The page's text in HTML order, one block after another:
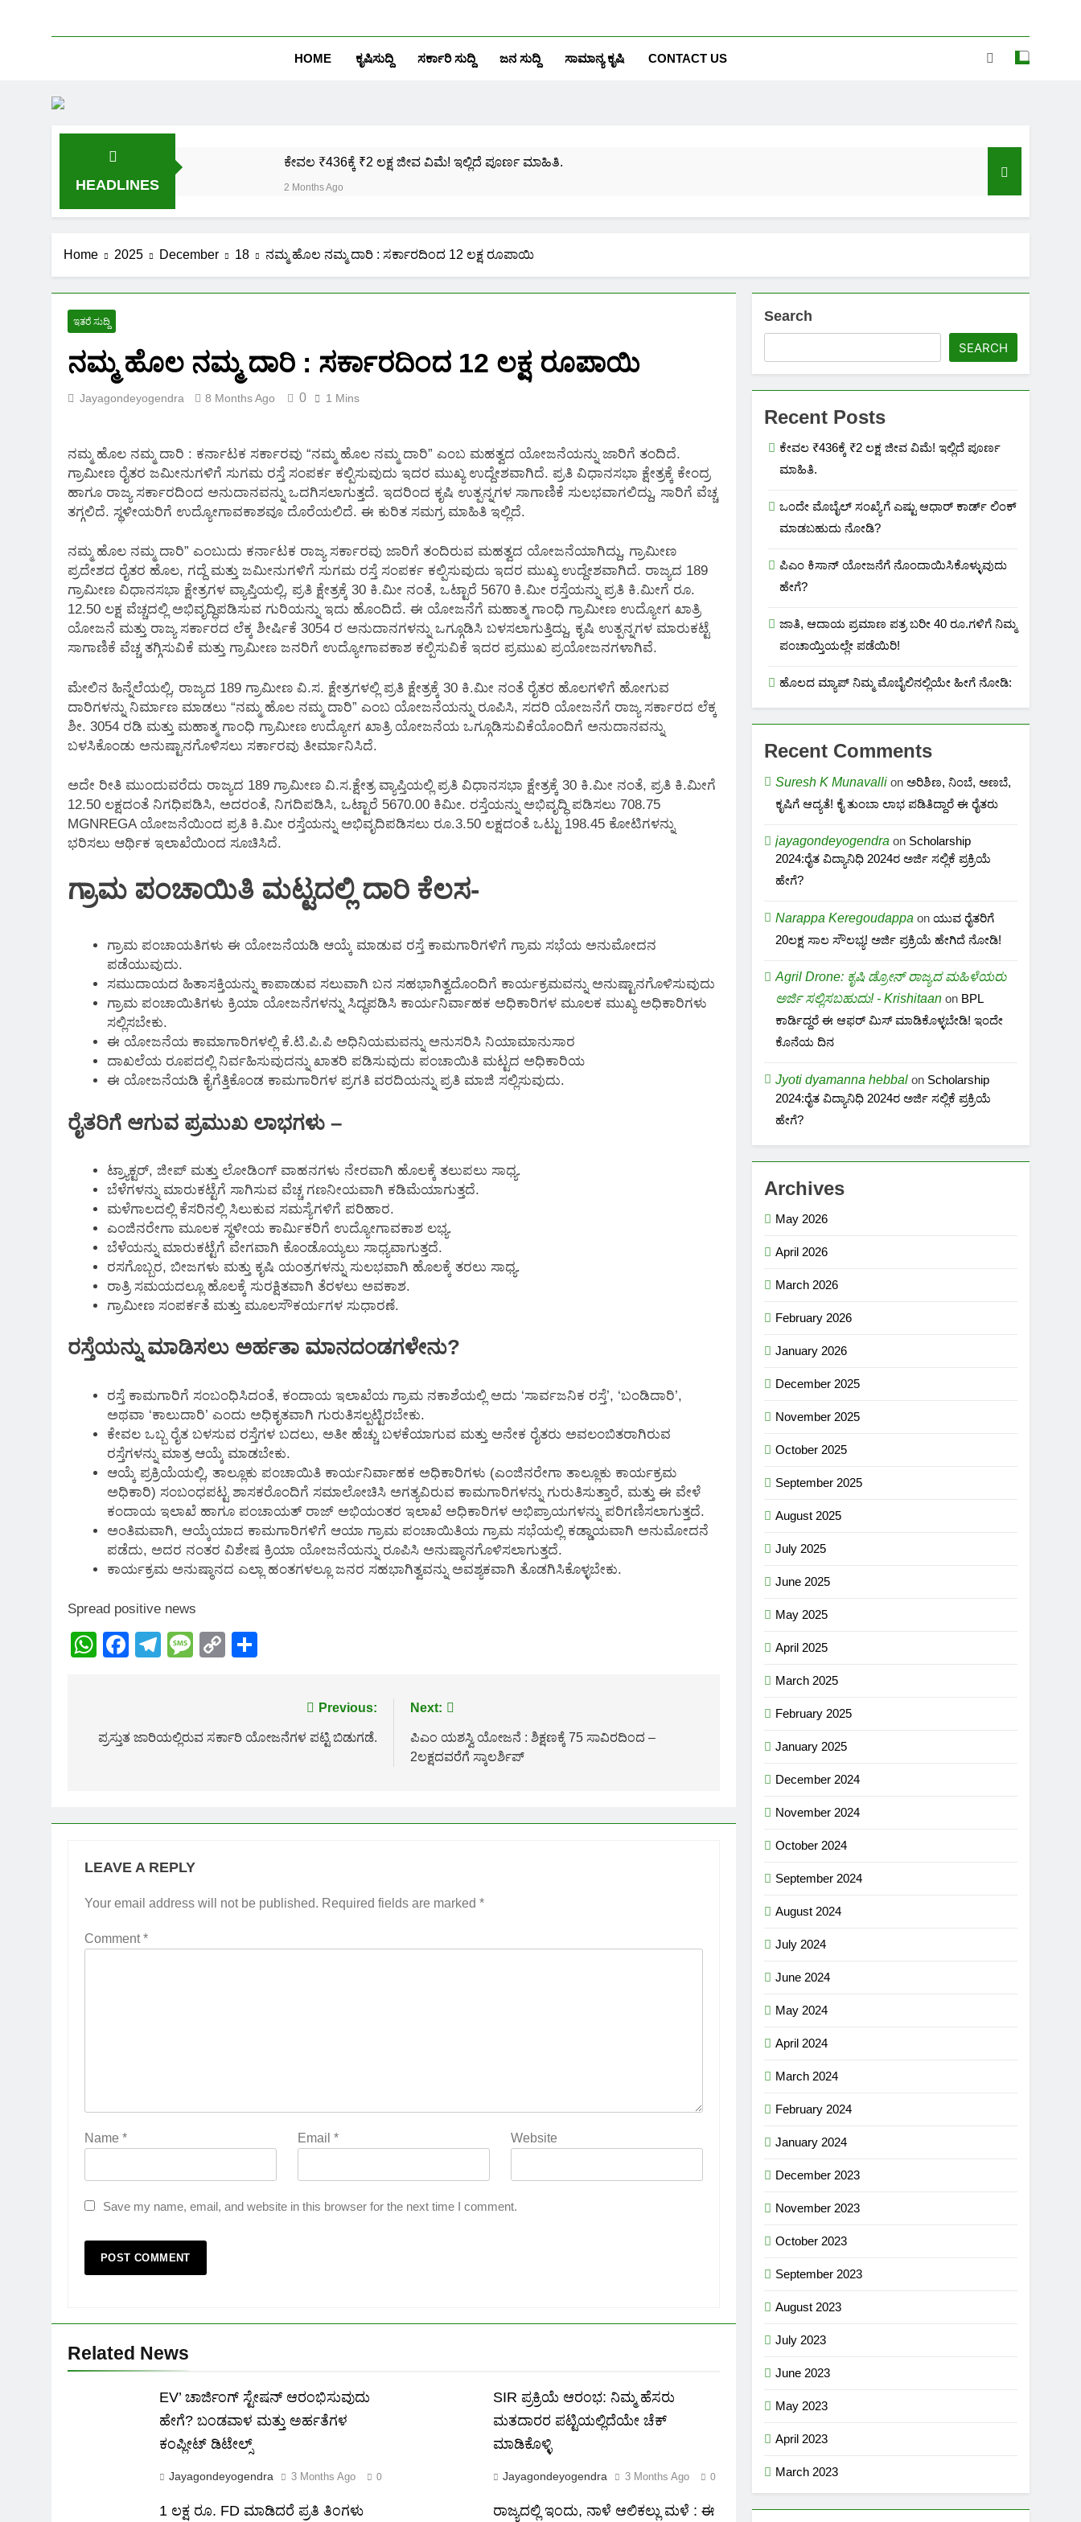
HOME ಕೃಷಿಸುದ್ದಿ ಸರ್ಕಾರಿ ಸುದ್ದಿ ಜನ ಸುದ್ದಿ ಸಾಮಾನ್ಯ ಕೃಷಿ CONTACT US
HEADLINES
ಕೇವಲ ₹436ಕ್ಕೆ ₹2 ಲಕ್ಷ ಜೀವ ವಿಮೆ! ಇಲ್ಲಿದೆ ಪೂರ್ಣ ಮಾಹಿತಿ.
2 Months Ago
ಪಿಎಂ ಕಿಸಾನ್ ಯೋಜನೆಗೆ ನೊಂದಾಯಿಸಿಕೊಳ್ಳುವುದು ಹೇಗೆ?
ಜಾತಿ, ಆದಾಯ ಪ್ರಮಾಣ ಪತ್ರ ಬರೀ 40 ರೂ.ಗಳಿಗೆ ನಿಮ್ಮ ಪಂಚಾಯ್ತಿಯಲ್ಲೇ ಪಡೆಯಿರಿ!
2 Months Ago
ನಿಮ್ಮ ಆಧಾರ್ ಕಾರ್ಡ್‌ಗೆ ಎಷ್ಟು ಮೊಬೈಲ್ ನಂಬರ ಲಿಂಕ್ ಇದೆ ಗೊತ್ತಾ!
2 Months Ago
Home 2025 December 18 ನಮ್ಮ ಹೊಲ ನಮ್ಮ ದಾರಿ : ಸರ್ಕಾರದಿಂದ 12 ಲಕ್ಷ ರೂಪಾಯಿ
ಇತರೆ ಸುದ್ದಿ
ನಮ್ಮ ಹೊಲ ನಮ್ಮ ದಾರಿ : ಸರ್ಕಾರದಿಂದ 12 ಲಕ್ಷ ರೂಪಾಯಿ
Jayagondeyogendra 8 Months Ago 0 1 Mins
ನಮ್ಮ ಹೊಲ ನಮ್ಮ ದಾರಿ : ಕರ್ನಾಟಕ ಸರ್ಕಾರವು “ನಮ್ಮ ಹೊಲ ನಮ್ಮ ದಾರಿ” ಎಂಬ ಮಹತ್ವದ ಯೋಜನೆಯನ್ನು ಜಾರಿಗೆ ತಂದಿದೆ.
ಗ್ರಾಮೀಣ ರೈತರ ಜಮೀನುಗಳಿಗೆ ಸುಗಮ ರಸ್ತೆ ಸಂಪರ್ಕ ಕಲ್ಪಿಸುವುದು ಇದರ ಮುಖ್ಯ ಉದ್ದೇಶವಾಗಿದೆ. ಪ್ರತಿ ವಿಧಾನಸಭಾ ಕ್ಷೇತ್ರಕ್ಕೆ ಕೇಂದ್ರ
ಹಾಗೂ ರಾಜ್ಯ ಸರ್ಕಾರದಿಂದ ಅನುದಾನವನ್ನು ಒದಗಿಸಲಾಗುತ್ತದೆ. ಇದರಿಂದ ಕೃಷಿ ಉತ್ಪನ್ನಗಳ ಸಾಗಾಣಿಕೆ ಸುಲಭವಾಗಲಿದ್ದು, ಸಾರಿಗೆ ವೆಚ್ಚ
ತಗ್ಗಲಿದೆ. ಸ್ಥಳೀಯರಿಗೆ ಉದ್ಯೋಗಾವಕಾಶವೂ ದೊರೆಯಲಿದೆ. ಈ ಕುರಿತ ಸಮಗ್ರ ಮಾಹಿತಿ ಇಲ್ಲಿದೆ.
ನಮ್ಮ ಹೊಲ ನಮ್ಮ ದಾರಿ” ಎಂಬುದು ಕರ್ನಾಟಕ ರಾಜ್ಯ ಸರ್ಕಾರವು ಜಾರಿಗೆ ತಂದಿರುವ ಮಹತ್ವದ ಯೋಜನೆಯಾಗಿದ್ದು, ಗ್ರಾಮೀಣ
ಪ್ರದೇಶದ ರೈತರ ಹೊಲ, ಗದ್ದೆ ಮತ್ತು ಜಮೀನುಗಳಿಗೆ ಸುಗಮ ರಸ್ತೆ ಸಂಪರ್ಕ ಕಲ್ಪಿಸುವುದು ಇದರ ಮುಖ್ಯ ಉದ್ದೇಶವಾಗಿದೆ. ರಾಜ್ಯದ 189
ಗ್ರಾಮೀಣ ವಿಧಾನಸಭಾ ಕ್ಷೇತ್ರಗಳ ವ್ಯಾಪ್ತಿಯಲ್ಲಿ, ಪ್ರತಿ ಕ್ಷೇತ್ರಕ್ಕೆ 30 ಕಿ.ಮೀ ನಂತೆ, ಒಟ್ಟಾರೆ 5670 ಕಿ.ಮೀ ರಸ್ತೆಯನ್ನು ಪ್ರತಿ ಕಿ.ಮೀಗೆ ರೂ.
12.50 ಲಕ್ಷ ವೆಚ್ಚದಲ್ಲಿ ಅಭಿವೃದ್ಧಿಪಡಿಸುವ ಗುರಿಯನ್ನು ಇದು ಹೊಂದಿದೆ. ಈ ಯೋಜನೆಗೆ ಮಹಾತ್ಮ ಗಾಂಧಿ ಗ್ರಾಮೀಣ ಉದ್ಯೋಗ ಖಾತ್ರಿ
ಯೋಜನೆ ಮತ್ತು ರಾಜ್ಯ ಸರ್ಕಾರದ ಲೆಕ್ಕ ಶೀರ್ಷಿಕೆ 3054 ರ ಅನುದಾನಗಳನ್ನು ಒಗ್ಗೂಡಿಸಿ ಬಳಸಲಾಗುತ್ತಿದ್ದು, ಕೃಷಿ ಉತ್ಪನ್ನಗಳ ಮಾರುಕಟ್ಟೆ
ಸಾಗಾಣಿಕೆ ವೆಚ್ಚ ತಗ್ಗಿಸುವಿಕೆ ಮತ್ತು ಗ್ರಾಮೀಣ ಜನರಿಗೆ ಉದ್ಯೋಗಾವಕಾಶ ಕಲ್ಪಿಸುವಿಕೆ ಇದರ ಪ್ರಮುಖ ಪ್ರಯೋಜನಗಳಾಗಿವೆ.
ಮೇಲಿನ ಹಿನ್ನೆಲೆಯಲ್ಲಿ, ರಾಜ್ಯದ 189 ಗ್ರಾಮೀಣ ವಿ.ಸ. ಕ್ಷೇತ್ರಗಳಲ್ಲಿ ಪ್ರತಿ ಕ್ಷೇತ್ರಕ್ಕೆ 30 ಕಿ.ಮೀ ನಂತೆ ರೈತರ ಹೊಲಗಳಿಗೆ ಹೋಗುವ
ದಾರಿಗಳನ್ನು ನಿರ್ಮಾಣ ಮಾಡಲು “ನಮ್ಮ ಹೊಲ ನಮ್ಮ ದಾರಿ” ಎಂಬ ಯೋಜನೆಯನ್ನು ರೂಪಿಸಿ, ಸದರಿ ಯೋಜನೆಗೆ ರಾಜ್ಯ ಸರ್ಕಾರದ ಲೆಕ್ಕ
ಶೀ. 3054 ರಡಿ ಮತ್ತು ಮಹಾತ್ಮ ಗಾಂಧಿ ಗ್ರಾಮೀಣ ಉದ್ಯೋಗ ಖಾತ್ರಿ ಯೋಜನೆಯ ಒಗ್ಗೂಡಿಸುವಿಕೆಯೊಂದಿಗೆ ಅನುದಾನವನ್ನು
ಬಳಸಿಕೊಂಡು ಅನುಷ್ಟಾನಗೊಳಿಸಲು ಸರ್ಕಾರವು ತೀರ್ಮಾನಿಸಿದೆ.
ಅದೇ ರೀತಿ ಮುಂದುವರೆದು ರಾಜ್ಯದ 189 ಗ್ರಾಮೀಣ ವಿ.ಸ.ಕ್ಷೇತ್ರ ವ್ಯಾಪ್ತಿಯಲ್ಲಿ ಪ್ರತಿ ವಿಧಾನಸಭಾ ಕ್ಷೇತ್ರಕ್ಕೆ 30 ಕಿ.ಮೀ ನಂತೆ, ಪ್ರತಿ ಕಿ.ಮೀಗೆ
12.50 ಲಕ್ಷದಂತೆ ನಿಗಧಿಪಡಿಸಿ, ಅದರಂತೆ, ನಿಗದಿಪಡಿಸಿ, ಒಟ್ಟಾರೆ 5670.00 ಕಿಮೀ. ರಸ್ತೆಯನ್ನು ಅಭಿವೃದ್ಧಿ ಪಡಿಸಲು 708.75
MGNREGA ಯೋಜನೆಯಿಂದ ಪ್ರತಿ ಕಿ.ಮೀ ರಸ್ತೆಯನ್ನು ಅಭಿವೃದಿಪಡಿಸಲು ರೂ.3.50 ಲಕ್ಷದಂತೆ ಒಟ್ಟು 198.45 ಕೋಟಿಗಳನ್ನು
ಭರಿಸಲು ಆರ್ಥಿಕ ಇಲಾಖೆಯಿಂದ ಸೂಚಿಸಿದೆ.
ಗ್ರಾಮ ಪಂಚಾಯಿತಿ ಮಟ್ಟದಲ್ಲಿ ದಾರಿ ಕೆಲಸ-
ಗ್ರಾಮ ಪಂಚಾಯತಿಗಳು ಈ ಯೋಜನೆಯಡಿ ಆಯ್ಕೆ ಮಾಡುವ ರಸ್ತೆ ಕಾಮಗಾರಿಗಳಿಗೆ ಗ್ರಾಮ ಸಭೆಯ ಅನುಮೋದನ
ಪಡೆಯುವುದು.
ಸಮುದಾಯದ ಹಿತಾಸಕ್ತಿಯನ್ನು ಕಾಪಾಡುವ ಸಲುವಾಗಿ ಬನ ಸಹಭಾಗಿತ್ವದೊಂದಿಗೆ ಕಾರ್ಯಕ್ರಮವನ್ನು ಅನುಷ್ಟಾನಗೊಳಿಸುವುದು
ಗ್ರಾಮ ಪಂಚಾಯಿತಿಗಳು ಕ್ರಿಯಾ ಯೋಜನೆಗಳನ್ನು ಸಿದ್ಧಪಡಿಸಿ ಕಾರ್ಯನಿರ್ವಾಹಕ ಅಧಿಕಾರಿಗಳ ಮೂಲಕ ಮುಖ್ಯ ಅಧಿಕಾರಿಗಳು
ಸಲ್ಲಿಸಬೇಕು.
ಈ ಯೋಜನೆಯ ಕಾಮಾಗಾರಿಗಳಲ್ಲಿ ಕೆ.ಟಿ.ಪಿ.ಪಿ ಅಧಿನಿಯಮವನ್ನು ಅನುಸರಿಸಿ ನಿಯಾಮಾನುಸಾರ
ದಾಖಲೆಯ ರೂಪದಲ್ಲಿ ನಿರ್ವಹಿಸುವುದನ್ನು ಖಾತರಿ ಪಡಿಸುವುದು ಪಂಚಾಯಿತಿ ಮಟ್ಟದ ಅಧಿಕಾರಿಯ
ಈ ಯೋಜನೆಯಡಿ ಕೈಗೆತ್ತಿಕೊಂಡ ಕಾಮಗಾರಿಗಳ ಪ್ರಗತಿ ವರದಿಯನ್ನು ಪ್ರತಿ ಮಾಜಿ ಸಲ್ಲಿಸುವುದು.
ರೈತರಿಗೆ ಆಗುವ ಪ್ರಮುಖ ಲಾಭಗಳು –
ಟ್ರ್ಯಾಕ್ಟರ್, ಜೀಪ್ ಮತ್ತು ಲೋಡಿಂಗ್ ವಾಹನಗಳು ನೇರವಾಗಿ ಹೊಲಕ್ಕೆ ತಲುಪಲು ಸಾಧ್ಯ.
ಬೆಳೆಗಳನ್ನು ಮಾರುಕಟ್ಟೆಗೆ ಸಾಗಿಸುವ ವೆಚ್ಚ ಗಣನೀಯವಾಗಿ ಕಡಿಮೆಯಾಗುತ್ತದೆ.
ಮಳೆಗಾಲದಲ್ಲಿ ಕೆಸರಿನಲ್ಲಿ ಸಿಲುಕುವ ಸಮಸ್ಯೆಗಳಿಗೆ ಪರಿಹಾರ.
ಎಂಜಿನರೇಗಾ ಮೂಲಕ ಸ್ಥಳೀಯ ಕಾರ್ಮಿಕರಿಗೆ ಉದ್ಯೋಗಾವಕಾಶ ಲಭ್ಯ.
ಬೆಳೆಯನ್ನು ಮಾರುಕಟ್ಟೆಗೆ ವೇಗವಾಗಿ ಕೊಂಡೊಯ್ಯಲು ಸಾಧ್ಯವಾಗುತ್ತದೆ.
ರಸಗೊಬ್ಬರ, ಬೀಜಗಳು ಮತ್ತು ಕೃಷಿ ಯಂತ್ರಗಳನ್ನು ಸುಲಭವಾಗಿ ಹೊಲಕ್ಕೆ ತರಲು ಸಾಧ್ಯ.
ರಾತ್ರಿ ಸಮಯದಲ್ಲೂ ಹೊಲಕ್ಕೆ ಸುರಕ್ಷಿತವಾಗಿ ತೆರಳಲು ಅವಕಾಶ.
ಗ್ರಾಮೀಣ ಸಂಪರ್ಕತೆ ಮತ್ತು ಮೂಲಸೌಕರ್ಯಗಳ ಸುಧಾರಣೆ.
ರಸ್ತೆಯನ್ನು ಮಾಡಿಸಲು ಅರ್ಹತಾ ಮಾನದಂಡಗಳೇನು?
ರಸ್ತೆ ಕಾಮಗಾರಿಗೆ ಸಂಬಂಧಿಸಿದಂತೆ, ಕಂದಾಯ ಇಲಾಖೆಯ ಗ್ರಾಮ ನಕಾಶೆಯಲ್ಲಿ ಅದು ‘ಸಾರ್ವಜನಿಕ ರಸ್ತೆ’, ‘ಬಂಡಿದಾರಿ’,
ಅಥವಾ ‘ಕಾಲುದಾರಿ’ ಎಂದು ಅಧಿಕೃತವಾಗಿ ಗುರುತಿಸಲ್ಪಟ್ಟಿರಬೇಕು.
ಕೇವಲ ಒಬ್ಬ ರೈತ ಬಳಸುವ ರಸ್ತೆಗಳ ಬದಲು, ಅತೀ ಹೆಚ್ಚು ಬಳಕೆಯಾಗುವ ಮತ್ತು ಅನೇಕ ರೈತರು ಅವಲಂಬಿತರಾಗಿರುವ
ರಸ್ತೆಗಳನ್ನು ಮಾತ್ರ ಆಯ್ಕೆ ಮಾಡಬೇಕು.
ಆಯ್ಕೆ ಪ್ರಕ್ರಿಯೆಯಲ್ಲಿ, ತಾಲ್ಲೂಕು ಪಂಚಾಯಿತಿ ಕಾರ್ಯನಿರ್ವಾಹಕ ಅಧಿಕಾರಿಗಳು (ಎಂಜಿನರೇಗಾ ತಾಲ್ಲೂಕು ಕಾರ್ಯಕ್ರಮ
ಅಧಿಕಾರಿ) ಸಂಬಂಧಪಟ್ಟ ಶಾಸಕರೊಂದಿಗೆ ಸಮಾಲೋಚಿಸಿ ಅಗತ್ಯವಿರುವ ಕಾಮಗಾರಿಗಳನ್ನು ಗುರುತಿಸುತ್ತಾರೆ, ಮತ್ತು ಈ ವೇಳೆ
ಕಂದಾಯ ಇಲಾಖೆ ಹಾಗೂ ಪಂಚಾಯತ್‌ ರಾಜ್‌ ಅಭಿಯಂತರ ಇಲಾಖೆ ಅಧಿಕಾರಿಗಳ ಅಭಿಪ್ರಾಯಗಳನ್ನು ಪರಿಗಣಿಸಲಾಗುತ್ತದೆ.
ಅಂತಿಮವಾಗಿ, ಆಯ್ಕೆಯಾದ ಕಾಮಗಾರಿಗಳಿಗೆ ಆಯಾ ಗ್ರಾಮ ಪಂಚಾಯಿತಿಯ ಗ್ರಾಮ ಸಭೆಯಲ್ಲಿ ಕಡ್ಡಾಯವಾಗಿ ಅನುಮೋದನೆ
ಪಡೆದು, ಅದರ ನಂತರ ವಿಶೇಷ ಕ್ರಿಯಾ ಯೋಜನೆಯನ್ನು ರೂಪಿಸಿ ಅನುಷ್ಠಾನಗೊಳಿಸಲಾಗುತ್ತದೆ.
ಕಾರ್ಯಕ್ರಮ ಅನುಷ್ಠಾನದ ಎಲ್ಲಾ ಹಂತಗಳಲ್ಲೂ ಜನರ ಸಹಭಾಗಿತ್ವವನ್ನು ಅವಶ್ಯಕವಾಗಿ ತೊಡಗಿಸಿಕೊಳ್ಳಬೇಕು.
Spread positive news
WhatsApp
Facebook
Telegram
Message
Copy
navigation
Previous:
ಪ್ರಸ್ತುತ ಜಾರಿಯಲ್ಲಿರುವ ಸರ್ಕಾರಿ ಯೋಜನೆಗಳ ಪಟ್ಟಿ ಬಿಡುಗಡೆ.
Next:
ಪಿಎಂ ಯಶಸ್ವಿ ಯೋಜನೆ : ಶಿಕ್ಷಣಕ್ಕೆ 75 ಸಾವಿರದಿಂದ –
2ಲಕ್ಷದವರೆಗೆ ಸ್ಕಾಲರ್ಶಿಪ್
LEAVE A REPLY
Your email address will not be published. Required fields are marked *
Comment*
Name * Email* Website
Save my name, email, and website in this browser for the next time I comment.
Related News
EV’ ಚಾರ್ಜಿಂಗ್ ಸ್ಟೇಷನ್ ಆರಂಭಿಸುವುದು
ಹೇಗೆ? ಬಂಡವಾಳ ಮತ್ತು ಅರ್ಹತೆಗಳ
ಕಂಪ್ಲೀಟ್ ಡಿಟೇಲ್ಸ್
Jayagondeyogendra 3 Months Ago 0
SIR ಪ್ರಕ್ರಿಯೆ ಆರಂಭ: ನಿಮ್ಮ ಹೆಸರು
ಮತದಾರರ ಪಟ್ಟಿಯಲ್ಲಿದೆಯೇ ಚೆಕ್
ಮಾಡಿಕೊಳ್ಳಿ
Jayagondeyogendra 3 Months Ago 0
1 ಲಕ್ಷ ರೂ. FD ಮಾಡಿದರೆ ಪ್ರತಿ ತಿಂಗಳು ರಾಜ್ಯದಲ್ಲಿ ಇಂದು, ನಾಳೆ ಆಲಿಕಲ್ಲು ಮಳೆ : ಈ
Search
SEARCH
Recent Posts
ಕೇವಲ ₹436ಕ್ಕೆ ₹2 ಲಕ್ಷ ಜೀವ ವಿಮೆ! ಇಲ್ಲಿದೆ ಪೂರ್ಣ
ಮಾಹಿತಿ.
ಒಂದೇ ಮೊಬೈಲ್ ಸಂಖ್ಯೆಗೆ ಎಷ್ಟು ಆಧಾರ್ ಕಾರ್ಡ್ ಲಿಂಕ್
ಮಾಡಬಹುದು ನೋಡಿ?
ಪಿಎಂ ಕಿಸಾನ್ ಯೋಜನೆಗೆ ನೊಂದಾಯಿಸಿಕೊಳ್ಳುವುದು
ಹೇಗೆ?
ಜಾತಿ, ಆದಾಯ ಪ್ರಮಾಣ ಪತ್ರ ಬರೀ 40 ರೂ.ಗಳಿಗೆ ನಿಮ್ಮ
ಪಂಚಾಯ್ತಿಯಲ್ಲೇ ಪಡೆಯಿರಿ!
ಹೊಲದ ಮ್ಯಾಪ್ ನಿಮ್ಮ ಮೊಬೈಲಿನಲ್ಲಿಯೇ ಹೀಗೆ ನೋಡಿ:
Recent Comments
Suresh K Munavalli onಅರಿಶಿಣ, ನಿಂಬೆ, ಅಣಬೆ,
ಕೃಷಿಗೆ ಆದ್ಯತೆ! ಕೈ ತುಂಬಾ ಲಾಭ ಪಡಿತಿದ್ದಾರೆ ಈ ರೈತರು
jayagondeyogendra on Scholarship
2024:ರೈತ ವಿದ್ಯಾನಿಧಿ 2024ರ ಅರ್ಜಿ ಸಲ್ಲಿಕೆ ಪ್ರಕ್ರಿಯೆ
ಹೇಗೆ?
Narappa Keregoudappa onಯುವ ರೈತರಿಗೆ
20ಲಕ್ಷ ಸಾಲ ಸೌಲಭ್ಯ! ಅರ್ಜಿ ಪ್ರಕ್ರಿಯೆ ಹೇಗಿದೆ ನೋಡಿ!
Agril Drone: ಕೃಷಿ ಡ್ರೋನ್ ರಾಜ್ಯದ ಮಹಿಳೆಯರು
ಅರ್ಜಿ ಸಲ್ಲಿಸಬಹುದು! - Krishitaan on BPL
ಕಾರ್ಡಿದ್ದರೆ ಈ ಆಫರ್ ಮಿಸ್ ಮಾಡಿಕೊಳ್ಳಬೇಡಿ! ಇಂದೇ
ಕೊನೆಯ ದಿನ
Jyoti dyamanna hebbal on Scholarship
2024:ರೈತ ವಿದ್ಯಾನಿಧಿ 2024ರ ಅರ್ಜಿ ಸಲ್ಲಿಕೆ ಪ್ರಕ್ರಿಯೆ
ಹೇಗೆ?
Archives
May 2026
April 2026
March 2026
February 2026
January 2026
December 2025
November 2025
October 2025
September 2025
August 2025
July 2025
June 2025
May 2025
April 2025
March 2025
February 2025
January 2025
December 2024
November 2024
October 2024
September 2024
August 2024
July 2024
June 2024
May 2024
April 2024
March 2024
February 2024
January 2024
December 2023
November 2023
October 2023
September 2023
August 2023
July 2023
June 2023
May 2023
April 2023
March 2023